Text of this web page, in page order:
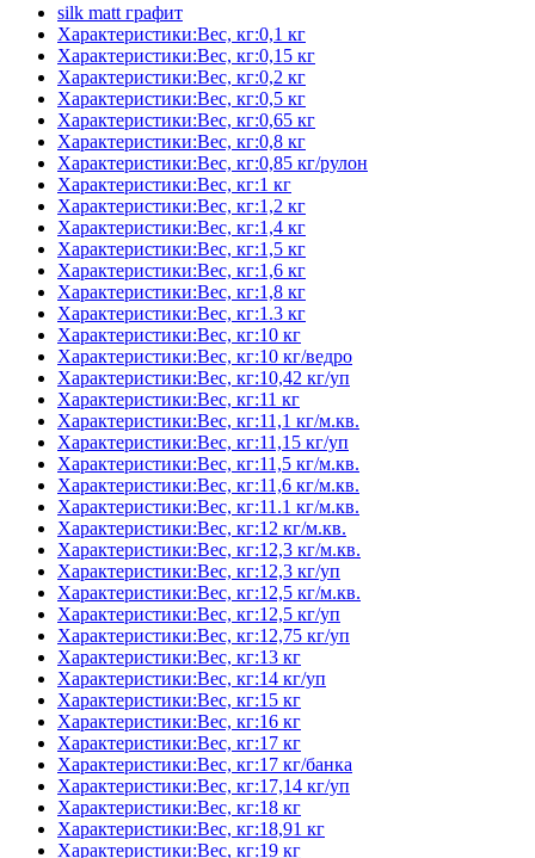
silk matt графит
Характеристики:Вес, кг:0,1 кг
Характеристики:Вес, кг:0,15 кг
Характеристики:Вес, кг:0,2 кг
Характеристики:Вес, кг:0,5 кг
Характеристики:Вес, кг:0,65 кг
Характеристики:Вес, кг:0,8 кг
Характеристики:Вес, кг:0,85 кг/рулон
Характеристики:Вес, кг:1 кг
Характеристики:Вес, кг:1,2 кг
Характеристики:Вес, кг:1,4 кг
Характеристики:Вес, кг:1,5 кг
Характеристики:Вес, кг:1,6 кг
Характеристики:Вес, кг:1,8 кг
Характеристики:Вес, кг:1.3 кг
Характеристики:Вес, кг:10 кг
Характеристики:Вес, кг:10 кг/ведро
Характеристики:Вес, кг:10,42 кг/уп
Характеристики:Вес, кг:11 кг
Характеристики:Вес, кг:11,1 кг/м.кв.
Характеристики:Вес, кг:11,15 кг/уп
Характеристики:Вес, кг:11,5 кг/м.кв.
Характеристики:Вес, кг:11,6 кг/м.кв.
Характеристики:Вес, кг:11.1 кг/м.кв.
Характеристики:Вес, кг:12 кг/м.кв.
Характеристики:Вес, кг:12,3 кг/м.кв.
Характеристики:Вес, кг:12,3 кг/уп
Характеристики:Вес, кг:12,5 кг/м.кв.
Характеристики:Вес, кг:12,5 кг/уп
Характеристики:Вес, кг:12,75 кг/уп
Характеристики:Вес, кг:13 кг
Характеристики:Вес, кг:14 кг/уп
Характеристики:Вес, кг:15 кг
Характеристики:Вес, кг:16 кг
Характеристики:Вес, кг:17 кг
Характеристики:Вес, кг:17 кг/банка
Характеристики:Вес, кг:17,14 кг/уп
Характеристики:Вес, кг:18 кг
Характеристики:Вес, кг:18,91 кг
Характеристики:Вес, кг:19 кг